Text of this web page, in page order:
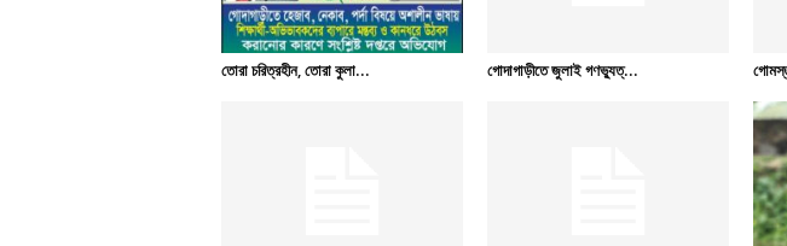
তোরা চরিত্রহীন, তোরা কুলা... গোদাগাড়ীতে জুলাই গণভ্যুত্...